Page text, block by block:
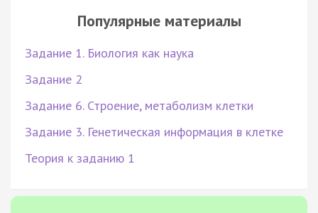
Популярные материалы
Задание 1. Биология как наука
Задание 2
Задание 6. Строение, метаболизм клетки
Задание 3. Генетическая информация в клетке
Теория к заданию 1